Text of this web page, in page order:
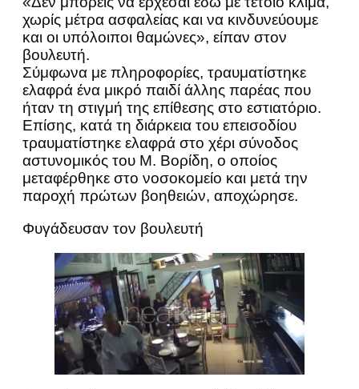
χωρίς μέτρα ασφαλείας και να κινδυνεύουμε
και οι υπόλοιποι θαμώνες», είπαν στον
βουλευτή.
Σύμφωνα με πληροφορίες, τραυματίστηκε
ελαφρά ένα μικρό παιδί άλλης παρέας που
ήταν τη στιγμή της επίθεσης στο εστιατόριο.
Επίσης, κατά τη διάρκεια του επεισοδίου
τραυματίστηκε ελαφρά στο χέρι σύνοδος
αστυνομικός του Μ. Βορίδη, ο οποίος
μεταφέρθηκε στο νοσοκομείο και μετά την
παροχή πρώτων βοηθειών, αποχώρησε.
Φυγάδευσαν τον βουλευτή